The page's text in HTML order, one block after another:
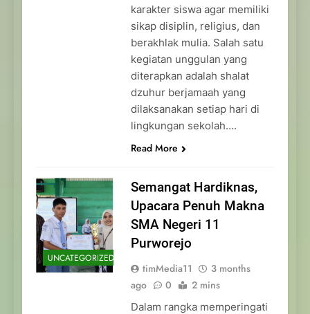
karakter siswa agar memiliki
sikap disiplin, religius, dan
berakhlak mulia. Salah satu
kegiatan unggulan yang
diterapkan adalah shalat
dzuhur berjamaah yang
dilaksanakan setiap hari di
lingkungan sekolah….
Read More
UNCATEGORIZED
Semangat Hardiknas,
Upacara Penuh Makna
SMA Negeri 11
Purworejo
timMedia11
3 months
ago
0 2 mins
Dalam rangka memperingati